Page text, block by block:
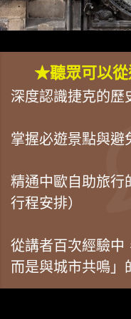
★聽眾可以從
深度認識捷克的歷
掌握必遊景點與避
精通中歐自助旅行
行程安排）
從講者百次經驗中
而是與城市共鳴」